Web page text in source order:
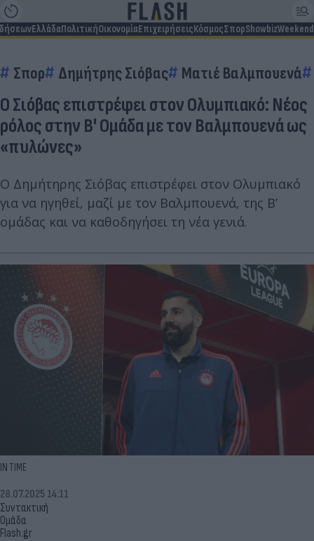
ΕλλάδαΠολιτικήΟικονομίαΕπιχειρήσειςΚόσμοςΣπορShowbizWeekend
Σπορ Δημήτρης Σιόβας Ματιέ Βαλμπουενά
Ο Σιόβας επιστρέφει στον Ολυμπιακό: Νέος
ρόλος στην Β' Ομάδα με τον Βαλμπουενά ως
«πυλώνες»
Ο Δημήτηρης Σιόβας επιστρέφει στον Ολυμπιακό
για να ηγηθεί, μαζί με τον Βαλμπουενά, της Β’
ομάδας και να καθοδηγήσει τη νέα γενιά.
ΙΝ ΤΙΜΕ
Συντακτική
Ομάδα
Flash.gr
28.07.2025 14:11